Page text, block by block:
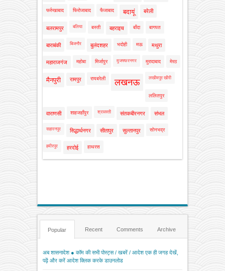
फर्रुखाबाद फिरोजाबाद फैजाबाद बदायूं बरेली
बलरामपुर बलिया बस्ती बहराइच बाँदा बागपत
बाराबंकी बिजनौर बुलंदशहर भदोही मऊ मथुरा
महाराजगंज महोबा मिर्जापुर मुजफ्फरनगर मुरादाबाद मेरठ
मैनपुरी रामपुर रायबरेली लखनऊ लखीमपुर खीरी
ललितपुर
वाराणसी शाहजहाँपुर श्रावस्ती संतकबीरनगर संभल
सहारनपुर सिद्धार्थनगर सीतापुर सुल्तानपुर सोनभद्र
हमीरपुर हरदोई हाथरस
Popular Recent Comments Archive
अब शासनादेश ● कॉम की सभी पोस्ट्स / खबरें / आदेश एक ही जगह देखें,
पढ़ें और करें आदेश क्लिक करके डाउनलोड